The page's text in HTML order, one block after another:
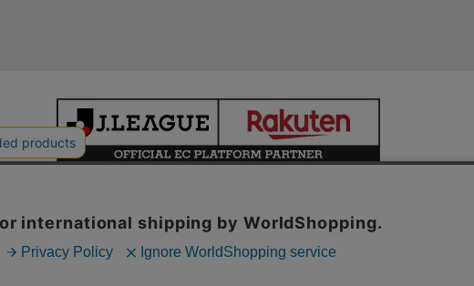
本サイトで使用している文章・画像等の無断での複製・転載を禁止します。
© JAPAN PROFESSIONAL FOOTBALL LEAGUE Rakuten Group, Inc.
ALL RIGHTS RESERVED.